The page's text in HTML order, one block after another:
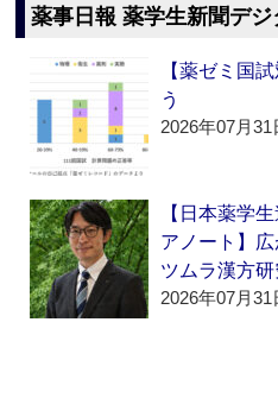
薬事日報 薬学生新聞デジ
【薬ゼミ国
う
2026年07月31
【日本薬学
アノート】
ツムラ漢方
2026年07月31